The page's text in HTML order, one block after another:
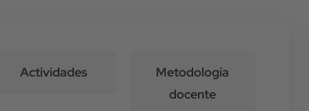
Actividades
Metodología
docente